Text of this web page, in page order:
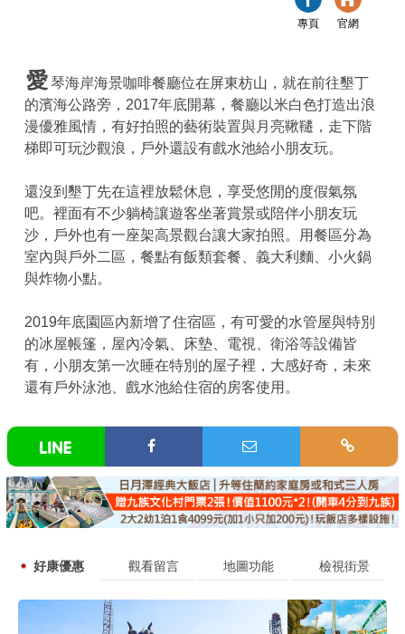
專頁 官網
愛琴海岸海景咖啡餐廳位在屏東枋山，就在前往墾丁
的濱海公路旁，2017年底開幕，餐廳以米白色打造出浪
漫優雅風情，有好拍照的藝術裝置與月亮鞦韆，走下階
梯即可玩沙觀浪，戶外還設有戲水池給小朋友玩。
還沒到墾丁先在這裡放鬆休息，享受悠閒的度假氣氛
吧。裡面有不少躺椅讓遊客坐著賞景或陪伴小朋友玩
沙，戶外也有一座架高景觀台讓大家拍照。用餐區分為
室內與戶外二區，餐點有飯類套餐、義大利麵、小火鍋
與炸物小點。
2019年底園區內新增了住宿區，有可愛的水管屋與特別
的冰屋帳篷，屋內冷氣、床墊、電視、衛浴等設備皆
有，小朋友第一次睡在特別的屋子裡，大感好奇，未來
還有戶外泳池、戲水池給住宿的房客使用。
好康優惠 觀看留言 地圖功能 檢視街景